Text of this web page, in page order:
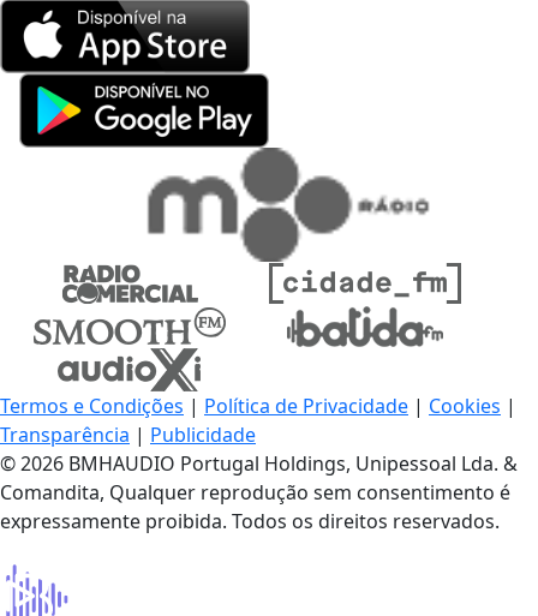
Termos e Condições | Política de Privacidade | Cookies |
Transparência | Publicidade
© 2026 BMHAUDIO Portugal Holdings, Unipessoal Lda. &
Comandita, Qualquer reprodução sem consentimento é
expressamente proibida. Todos os direitos reservados.